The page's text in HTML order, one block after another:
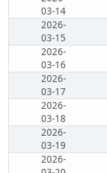
03-14
2026-
03-15
2026-
03-16
2026-
03-17
2026-
03-18
2026-
03-19
2026-